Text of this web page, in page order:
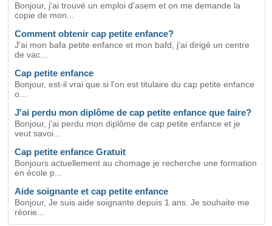
Bonjour, j'ai trouvé un emploi d'asem et on me demande la
copie de mon...
Comment obtenir cap petite enfance?
J'ai mon bafa petite enfance et mon bafd, j'ai dirigé un centre
de vac...
Cap petite enfance
Bonjour, est-il vrai que si l'on est titulaire du cap petite enfance
o...
J'ai perdu mon diplôme de cap petite enfance que faire?
Bonjour, j'ai perdu mon diplôme de cap petite enfance et je
veut savoi...
Cap petite enfance Gratuit
Bonjours actuellement au chomage je recherche une formation
en école p...
Aide soignante et cap petite enfance
Bonjour, Je suis aide soignante depuis 1 ans. Je souhaite me
réorie...